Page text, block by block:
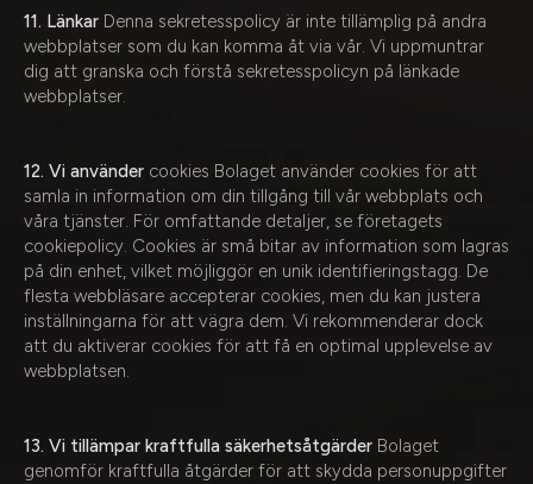
11. Länkar Denna sekretesspolicy är inte tillämplig på andra
webbplatser som du kan komma åt via vår. Vi uppmuntrar
dig att granska och förstå sekretesspolicyn på länkade
webbplatser.
12. Vi använder cookies Bolaget använder cookies för att
samla in information om din tillgång till vår webbplats och
våra tjänster. För omfattande detaljer, se företagets
cookiepolicy. Cookies är små bitar av information som lagras
på din enhet, vilket möjliggör en unik identifieringstagg. De
flesta webbläsare accepterar cookies, men du kan justera
inställningarna för att vägra dem. Vi rekommenderar dock
att du aktiverar cookies för att få en optimal upplevelse av
webbplatsen.
13. Vi tillämpar kraftfulla säkerhetsåtgärder Bolaget
genomför kraftfulla åtgärder för att skydda personuppgifter